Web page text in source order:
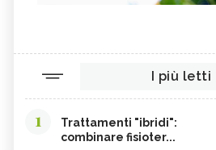
I più letti
1
Trattamenti "ibridi":
combinare fisioter...